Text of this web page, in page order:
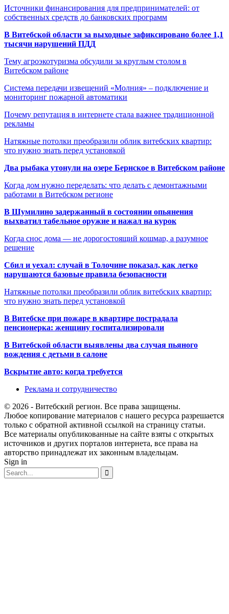
Источники финансирования для предпринимателей: от
собственных средств до банковских программ
В Витебской области за выходные зафиксировано более 1,1
тысячи нарушений ПДД
Тему агроэкотуризма обсудили за круглым столом в
Витебском районе
Система передачи извещений «Молния» – подключение и
мониторинг пожарной автоматики
Почему репутация в интернете стала важнее традиционной
рекламы
Натяжные потолки преобразили облик витебских квартир:
что нужно знать перед установкой
Два рыбака утонули на озере Бернское в Витебском районе
Когда дом нужно переделать: что делать с демонтажными
работами в Витебском регионе
В Шумилино задержанный в состоянии опьянения
выхватил табельное оружие и нажал на курок
Когда снос дома — не дорогостоящий кошмар, а разумное
решение
Сбил и уехал: случай в Толочине показал, как легко
нарушаются базовые правила безопасности
Натяжные потолки преобразили облик витебских квартир:
что нужно знать перед установкой
В Витебске при пожаре в квартире пострадала
пенсионерка: женщину госпитализировали
В Витебской области выявлены два случая пьяного
вождения с детьми в салоне
Вскрытие авто: когда требуется
Реклама и сотрудничество
© 2026 - Витебский регион. Все права защищены.
Любое копирование материалов с нашего ресурса разрешается
только с обратной активной ссылкой на страницу статьи.
Все материалы опубликованные на сайте взяты с открытых
источников и других порталов интернета, все права на
авторство принадлежат их законным владельцам.
Sign in